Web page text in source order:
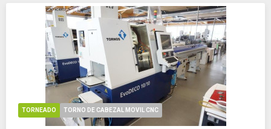
TORNEADO TORNO DE CABEZAL MOVIL CNC